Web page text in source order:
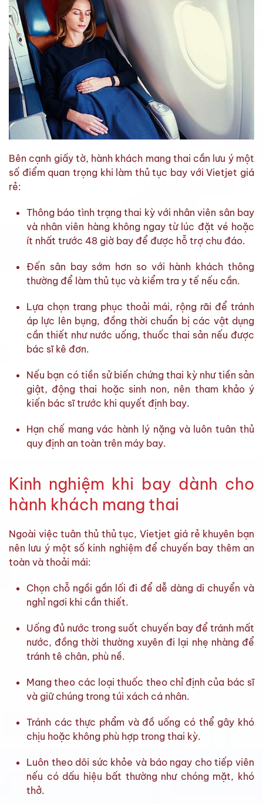
Bên cạnh giấy tờ, hành khách mang thai cần lưu ý một
số điểm quan trọng khi làm thủ tục bay với Vietjet giá
rẻ:
Thông báo tình trạng thai kỳ với nhân viên sân bay
và nhân viên hàng không ngay từ lúc đặt vé hoặc
ít nhất trước 48 giờ bay để được hỗ trợ chu đáo.
Đến sân bay sớm hơn so với hành khách thông
thường để làm thủ tục và kiểm tra y tế nếu cần.
Lựa chọn trang phục thoải mái, rộng rãi để tránh
áp lực lên bụng, đồng thời chuẩn bị các vật dụng
cần thiết như nước uống, thuốc thai sản nếu được
bác sĩ kê đơn.
Nếu bạn có tiền sử biến chứng thai kỳ như tiền sản
giật, động thai hoặc sinh non, nên tham khảo ý
kiến bác sĩ trước khi quyết định bay.
Hạn chế mang vác hành lý nặng và luôn tuân thủ
quy định an toàn trên máy bay.
Kinh nghiệm khi bay dành cho
hành khách mang thai
Ngoài việc tuân thủ thủ tục, Vietjet giá rẻ khuyên bạn
nên lưu ý một số kinh nghiệm để chuyến bay thêm an
toàn và thoải mái:
Chọn chỗ ngồi gần lối đi để dễ dàng di chuyển và
nghỉ ngơi khi cần thiết.
Uống đủ nước trong suốt chuyến bay để tránh mất
nước, đồng thời thường xuyên đi lại nhẹ nhàng để
tránh tê chân, phù nề.
Mang theo các loại thuốc theo chỉ định của bác sĩ
và giữ chúng trong túi xách cá nhân.
Tránh các thực phẩm và đồ uống có thể gây khó
chịu hoặc không phù hợp trong thai kỳ.
Luôn theo dõi sức khỏe và báo ngay cho tiếp viên
nếu có dấu hiệu bất thường như chóng mặt, khó
thở.